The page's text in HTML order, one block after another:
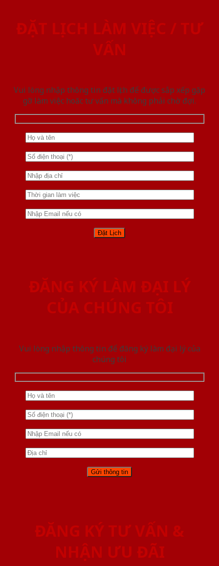
ĐẶT LỊCH LÀM VIỆC / TƯ
VẤN
Vui lòng nhập thông tin đặt lịch để được sắp xếp gặp
gỡ làm việc hoăc tư vấn mà không phải chờ đợi.
ĐĂNG KÝ LÀM ĐẠI LÝ
CỦA CHÚNG TÔI
Vui lòng nhập thông tin để đăng ký làm đại lý của
chúng tôi
ĐĂNG KÝ TƯ VẤN &
NHẬN ƯU ĐÃI